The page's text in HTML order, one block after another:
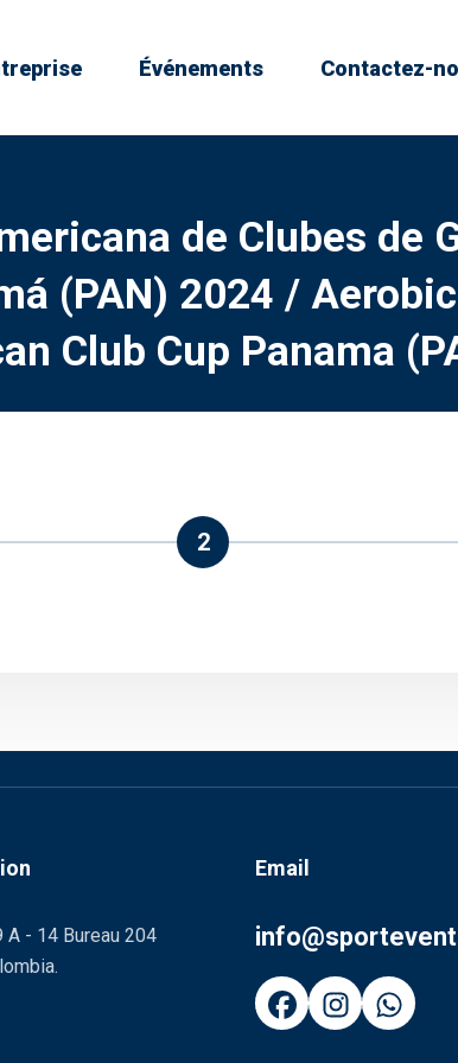
Événements Contactez-
de Clubes de
(PAN) 2024 /
Club Cup Panama
2
A - 14 Bureau 204
Email